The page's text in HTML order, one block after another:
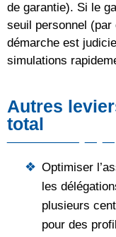
de garantie). Si le
seuil personnel (par
démarche est
simulations
Autres
total
Optimiser
les
plusieurs
pour des